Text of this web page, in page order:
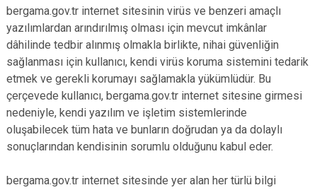
bergama.gov.tr internet sitesinin virüs ve benzeri amaçlı
yazılımlardan arındırılmış olması için mevcut imkânlar
dâhilinde tedbir alınmış olmakla birlikte, nihai güvenliğin
sağlanması için kullanıcı, kendi virüs koruma sistemini tedarik
etmek ve gerekli korumayı sağlamakla yükümlüdür. Bu
çerçevede kullanıcı, bergama.gov.tr internet sitesine girmesi
nedeniyle, kendi yazılım ve işletim sistemlerinde
oluşabilecek tüm hata ve bunların doğrudan ya da dolaylı
sonuçlarından kendisinin sorumlu olduğunu kabul eder.
bergama.gov.tr internet sitesinde yer alan her türlü bilgi